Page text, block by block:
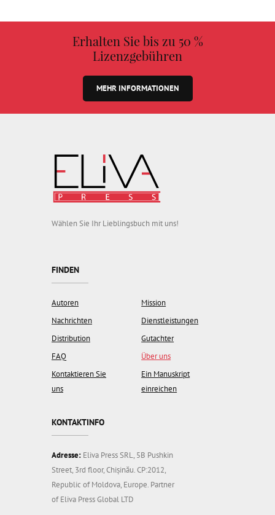
Erhalten Sie bis zu 50 %
Lizenzgebühren
MEHR INFORMATIONEN
Wählen Sie Ihr Lieblingsbuch mit uns!
FINDEN
Autoren
Nachrichten
Distribution
FAQ
Kontaktieren Sie
uns
Mission
Dienstleistungen
Gutachter
Über uns
Ein Manuskript
einreichen
KONTAKTINFO
Adresse: Eliva Press SRL, 5B Pushkin
Street, 3rd floor, Chișinău. CP:2012,
Republic of Moldova, Europe. Partner
of Eliva Press Global LTD